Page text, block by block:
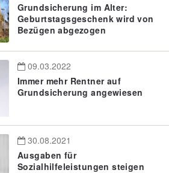
Grundsicherung im Alter:
Geburtstagsgeschenk wird von
Bezügen abgezogen
09.03.2022
Immer mehr Rentner auf
Grundsicherung angewiesen
30.08.2021
Ausgaben für
Sozialhilfeleistungen steigen